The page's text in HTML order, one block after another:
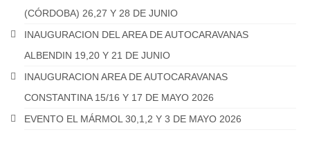
Hoja de inscripción a eventos
Galerias
Fotos
(CÓRDOBA) 26,27 Y 28 DE JUNIO
INAUGURACION DEL AREA DE AUTOCARAVANAS
ALBENDIN 19,20 Y 21 DE JUNIO
INAUGURACION AREA DE AUTOCARAVANAS
CONSTANTINA 15/16 Y 17 DE MAYO 2026
EVENTO EL MÁRMOL 30,1,2 Y 3 DE MAYO 2026